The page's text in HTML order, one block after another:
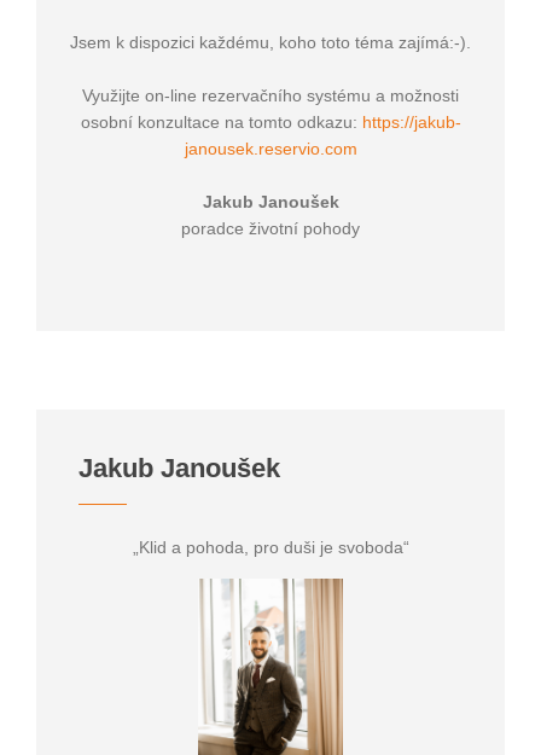
Jsem k dispozici každému, koho toto téma zajímá:-).
Využijte on-line rezervačního systému a možnosti
osobní konzultace na tomto odkazu: https://jakub-
janousek.reservio.com
Jakub Janoušek
poradce životní pohody
Jakub Janoušek
„Klid a pohoda, pro duši je svoboda“